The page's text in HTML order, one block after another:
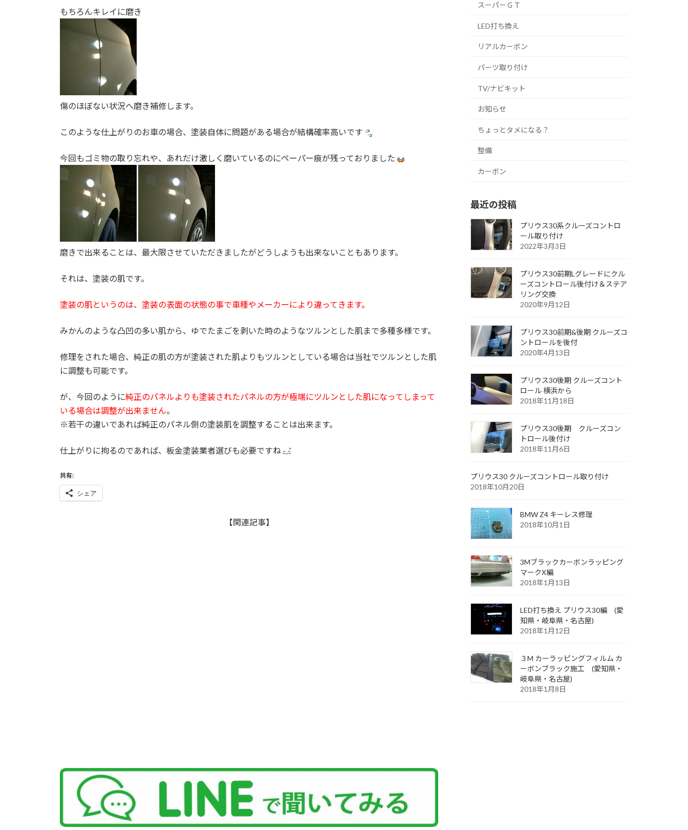
もちろんキレイに磨き
傷のほぼない状況へ磨き補修します。
このような仕上がりのお車の場合、塗装自体に問題がある場合が結構確率高いです
今回もゴミ物の取り忘れや、あれだけ激しく磨いているのにペーパー痕が残っておりました
磨きで出来ることは、最大限させていただきましたがどうしようも出来ないこともあります。
それは、塗装の肌です。
塗装の肌というのは、塗装の表面の状態の事で車種やメーカーにより違ってきます。
みかんのような凸凹の多い肌から、ゆでたまごを剥いた時のようなツルンとした肌まで多種多様です。
修理をされた場合、純正の肌の方が塗装された肌よりもツルンとしている場合は当社でツルンとした肌
に調整も可能です。
が、今回のように純正のパネルよりも塗装されたパネルの方が極端にツルンとした肌になってしまって
いる場合は調整が出来ません。
※若干の違いであれば純正のパネル側の塗装肌を調整することは出来ます。
仕上がりに拘るのであれば、板金塗装業者選びも必要ですね
共有:
シェア
【関連記事】
スーパーＧＴ
LED打ち換え
リアルカーボン
パーツ取り付け
TV/ナビキット
お知らせ
ちょっとタメになる？
整備
カーボン
最近の投稿
プリウス30系クルーズコントロ
ール取り付け
2022年3月3日
プリウス30前期Lグレードにクル
ーズコントロール後付け＆ステア
リング交換
2020年9月12日
プリウス30前期&後期 クルーズコ
ントロールを後付
2020年4月13日
プリウス30後期 クルーズコント
ロール 横浜から
2018年11月18日
プリウス30後期 クルーズコン
トロール後付け
2018年11月6日
プリウス30 クルーズコントロール取り付け
2018年10月20日
BMW Z4 キーレス修理
2018年10月1日
3Mブラックカーボンラッピング
マークX編
2018年1月13日
LED打ち換え プリウス30編 (愛
知県・岐阜県・名古屋)
2018年1月12日
３M カーラッピングフィルム カ
ーボンブラック施工 (愛知県・
岐阜県・名古屋)
2018年1月8日